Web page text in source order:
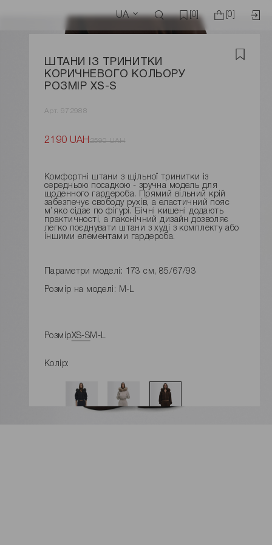
UA [0] [0]
ШТАНИ ІЗ ТРИНИТКИ
КОРИЧНЕВОГО КОЛЬОРУ
РОЗМІР XS-S
Арт. 972988
2190 UAH 2590 UAH
Комфортні штани з щільної тринитки із
середньою посадкою - зручна модель для
щоденного гардероба. Прямий вільний крій
забезпечує свободу рухів, а еластичний пояс
м’яко сідає по фігурі. Бічні кишені додають
практичності, а лаконічний дизайн дозволяє
легко поєднувати штани з худі з комплекту або
іншими елементами гардероба.
Параметри моделі: 173 см, 85/67/93
Розмір на моделі: M-L
РозмірXS-SM-L
Колір: